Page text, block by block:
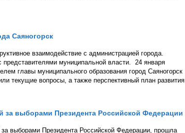
Саяногорск
взаимодействие с администрацией города.
муниципальной власти. 24 января
главы муниципального образования город Саяногорск
текущие вопросы, а также перспективный план развития
выборами Президента Российской Федерации
выборами Президента Российской Федерации, прошла